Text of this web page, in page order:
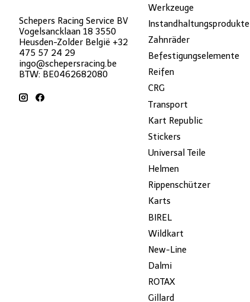
Schepers Racing Service BV
Vogelsancklaan 18 3550
Heusden-Zolder België +32
475 57 24 29
ingo@schepersracing.be
BTW: BE0462682080
Werkzeuge
Instandhaltungsprodukte
Zahnräder
Befestigungselemente
Reifen
CRG
Transport
Kart Republic
Stickers
Universal Teile
Helmen
Rippenschützer
Karts
BIREL
Wildkart
New-Line
Dalmi
ROTAX
Gillard